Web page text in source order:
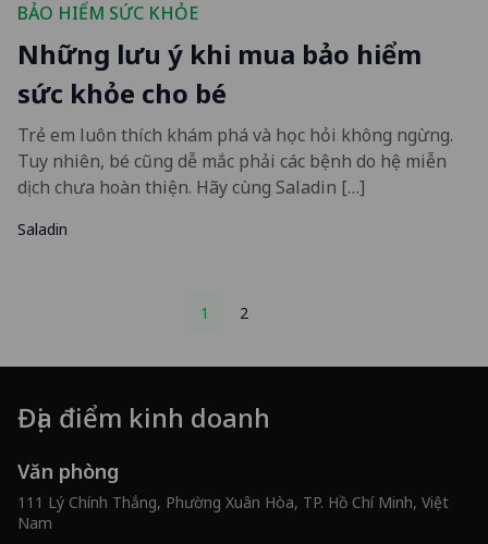
BẢO HIỂM SỨC KHỎE
Những lưu ý khi mua bảo hiểm
sức khỏe cho bé
Trẻ em luôn thích khám phá và học hỏi không ngừng.
Tuy nhiên, bé cũng dễ mắc phải các bệnh do hệ miễn
dịch chưa hoàn thiện. Hãy cùng Saladin […]
Saladin
Posts
1 2
Địa điểm kinh doanh
Văn phòng
111 Lý Chính Thắng, Phường Xuân Hòa, TP. Hồ Chí Minh, Việt
Nam